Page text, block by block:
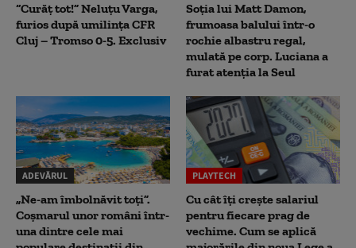
“Curăț tot!” Neluțu Varga,
furios după umilința CFR
Cluj – Tromso 0-5. Exclusiv
Soția lui Matt Damon,
frumoasa balului într-o
rochie albastru regal,
mulată pe corp. Luciana a
furat atenția la Seul
ADEVĂRUL
„Ne-am îmbolnăvit toți”.
Coșmarul unor români într-
una dintre cele mai
PLAYTECH
Cu cât îți crește salariul
pentru fiecare prag de
vechime. Cum se aplică